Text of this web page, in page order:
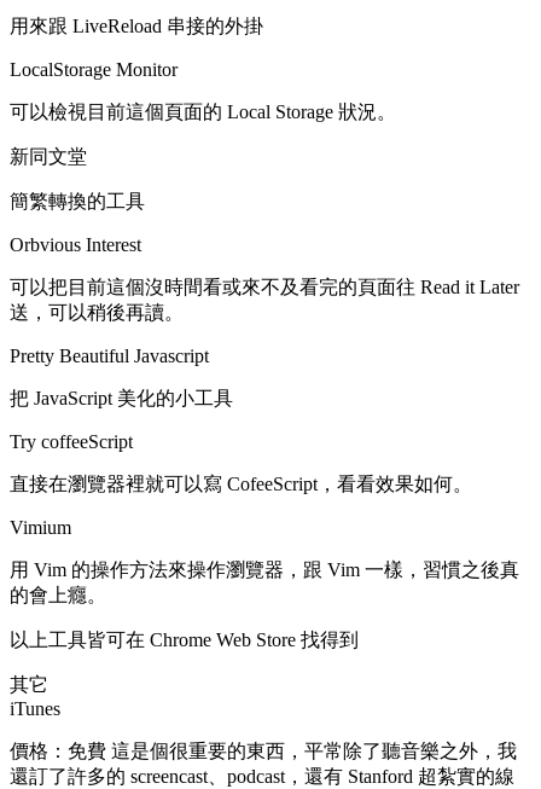
用來跟 LiveReload 串接的外掛
LocalStorage Monitor
可以檢視目前這個頁面的 Local Storage 狀況。
新同文堂
簡繁轉換的工具
Orbvious Interest
可以把目前這個沒時間看或來不及看完的頁面往 Read it Later
送，可以稍後再讀。
Pretty Beautiful Javascript
把 JavaScript 美化的小工具
Try coffeeScript
直接在瀏覽器裡就可以寫 CofeeScript，看看效果如何。
Vimium
用 Vim 的操作方法來操作瀏覽器，跟 Vim 一樣，習慣之後真
的會上癮。
以上工具皆可在 Chrome Web Store 找得到
其它
iTunes
價格：免費 這是個很重要的東西，平常除了聽音樂之外，我
還訂了許多的 screencast、podcast，還有 Stanford 超紮實的線